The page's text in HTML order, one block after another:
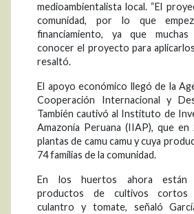
medioambientalista local. “El
comunidad, por lo que
financiamiento, ya que muchas
conocer el proyecto para
resaltó.
El apoyo económico llegó de la
Cooperación Internacional y
También cautivó al Instituto de
Amazonía Peruana (IIAP), que
plantas de camu camu y cuya
74 familias de la comunidad.
En los huertos ahora están
productos de cultivos cortos
culantro y tomate, señaló